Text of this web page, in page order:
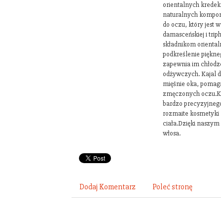
orientalnych
naturalnych
do oczu, który jest
damasceńskiej i
składnikom
podkreślenie
zapewnia im
odżywczych. Kajal
mięśnie oka,
zmęczonych
bardzo
rozmaite kosmetyki
ciała.Dzięki
włosa.
Dodaj Komentarz Poleć stronę